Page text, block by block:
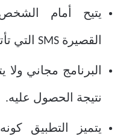
يتيح أمام
القصيرة SMS التي تأتي من المتطفلين
البرنامج مجاني
نتيجة الحصول عليه.
يتميز التطبيق